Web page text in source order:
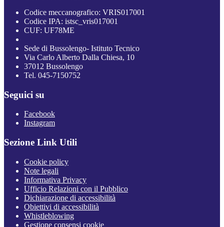
Codice meccanografico: VRIS017001
Codice IPA: istsc_vris017001
CUF: UF78ME
Sede di Bussolengo- Istituto Tecnico
Via Carlo Alberto Dalla Chiesa, 10
37012 Bussolengo
Tel. 045-7150752
Seguici su
Facebook
Instagram
Sezione Link Utili
Cookie policy
Note legali
Informativa Privacy
Ufficio Relazioni con il Pubblico
Dichiarazione di accessibilità
Obiettivi di accessibilità
Whistleblowing
Gestione consensi cookie